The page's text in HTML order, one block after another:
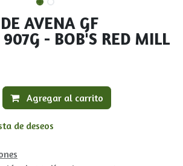
AVENA GF
907G - BOB'S RED MILL
Agregar al carrito
de deseos